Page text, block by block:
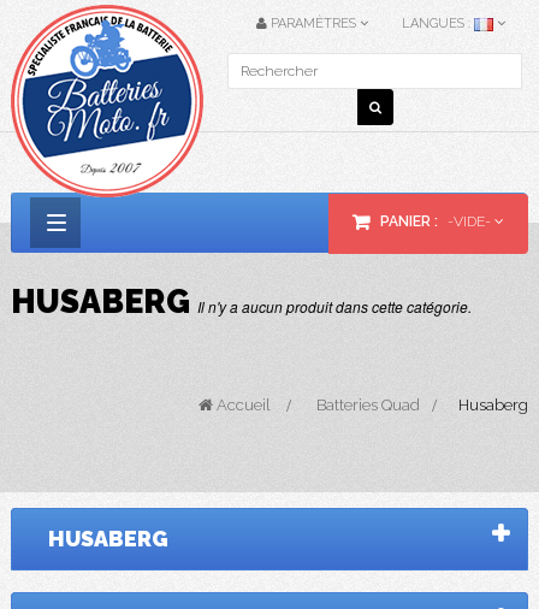
PARAMÈTRES LANGUES :
la
PANIER : -VIDE-
HUSABERG Il n'y a aucun produit dans cette catégorie.
Accueil > Batteries Quad > Husaberg
HUSABERG